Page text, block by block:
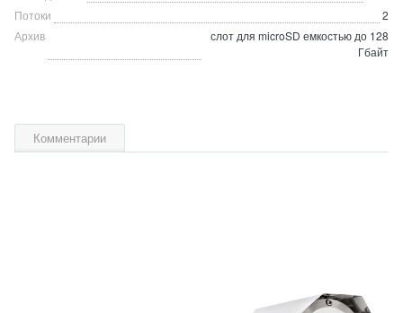
Потоки
2
Архив
слот для microSD емкостью до 128
Гбайт
Комментарии